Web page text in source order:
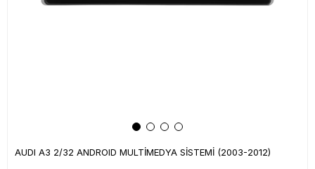
AUDI A3 2/32 ANDROID MULTİMEDYA SİSTEMİ (2003-2012)